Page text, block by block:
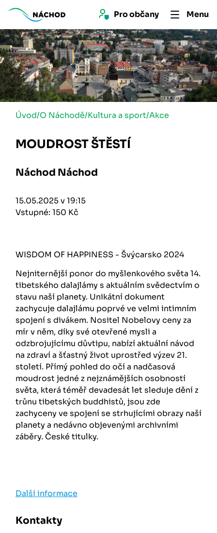
Pro občany Menu
Úvod/O Náchodě/Kultura a sport/Akce
MOUDROST ŠTĚSTÍ
Náchod Náchod
15.05.2025 v 19:15
Vstupné: 150 Kč
WISDOM OF HAPPINESS - Švýcarsko 2024
Nejniternější ponor do myšlenkového světa 14.
tibetského dalajlámy s aktuálním svědectvím o
stavu naší planety. Unikátní dokument
zachycuje dalajlámu poprvé ve velmi intimním
spojení s divákem. Nositel Nobelovy ceny za
mír v něm, díky své otevřené mysli a
odzbrojujícímu důvtipu, nabízí aktuální návod
na zdraví a šťastný život uprostřed výzev 21.
století. Přímý pohled do očí a nadčasová
moudrost jedné z nejznámějších osobností
světa, která téměř devadesát let sleduje dění z
trůnu tibetských buddhistů, jsou zde
zachyceny ve spojení se strhujícími obrazy naší
planety a nedávno objevenými archivními
záběry. České titulky.
Další informace
Kontakty